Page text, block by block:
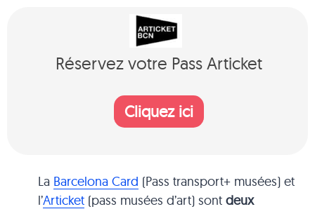
Réservez votre Pass Articket
Cliquez ici
La Barcelona Card (Pass transport+ musées) et
l’Articket (pass musées d’art) sontdeux